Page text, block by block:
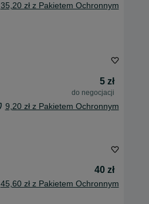
35,20 zł z Pakietem Ochronnym
5 zł
do negocjacji
9,20 zł z Pakietem Ochronnym
40 zł
45,60 zł z Pakietem Ochronnym